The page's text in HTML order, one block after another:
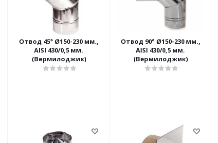
Отвод 45° Ø150-230 мм.,
AISI 430/0,5 мм.
(Вермилоджик)
Отвод 90° Ø150-230 мм.,
AISI 430/0,5 мм.
(Вермилоджик)